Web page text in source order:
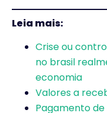
Leia mais:
Crise ou
no brasil
economia
Valores a
Pagamento